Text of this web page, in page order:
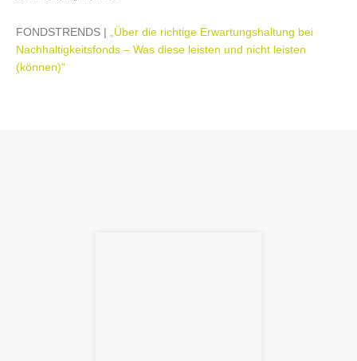
FONDSTRENDS | „Über die richtige Erwartungshaltung bei
Nachhaltigkeitsfonds – Was diese leisten und nicht leisten
(können)“